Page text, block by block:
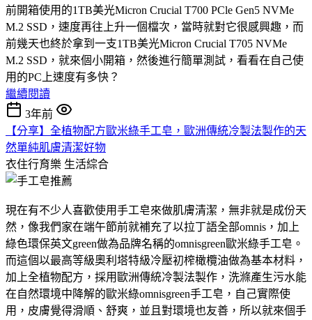
前開箱使用的1TB美光Micron Crucial T700 PCle Gen5 NVMe
M.2 SSD，速度再往上升一個檔次，當時就對它很感興趣，而
前幾天也終於拿到一支1TB美光Micron Crucial T705 NVMe
M.2 SSD，就來個小開箱，然後進行簡單測試，看看在自己使
用的PC上速度有多快？
繼續閱讀
3年前
【分享】全植物配方歐米綠手工皂，歐洲傳統冷製法製作的天
然單純肌膚清潔好物
衣住行育樂 生活綜合
現在有不少人喜歡使用手工皂來做肌膚清潔，無非就是成份天
然，像我們家在端午節前就補充了以拉丁語全部omnis，加上
綠色環保英文green做為品牌名稱的omnisgreen歐米綠手工皂。
而這個以最高等級奧利塔特級冷壓初榨橄欖油做為基本材料，
加上全植物配方，採用歐洲傳統冷製法製作，洗滌產生污水能
在自然環境中降解的歐米綠omnisgreen手工皂，自己實際使
用，皮膚覺得滑順、舒爽，並且對環境也友善，所以就來個手